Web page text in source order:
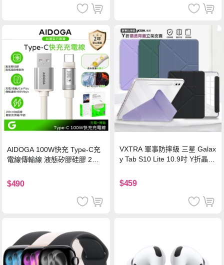
AIDOGA 100W快充 Type-C充
電線傳輸線 液態矽膠硅膠 2M
$490
VXTRA 軍事防摔級 三星 Galax
y Tab S10 Lite 10.9吋 Y折晶透
$459